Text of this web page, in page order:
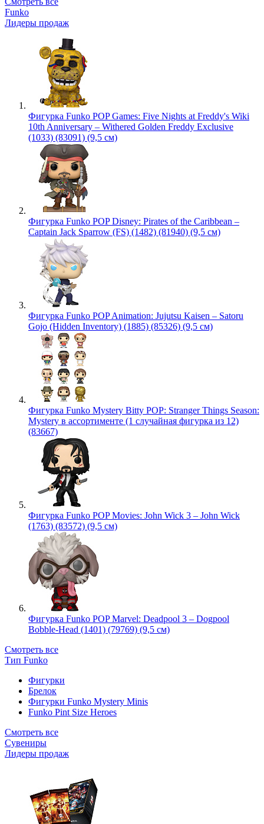
Funko
Лидеры продаж
Фигурка Funko POP Games: Five Nights at Freddy's Wiki
10th Anniversary – Withered Golden Freddy Exclusive
(1033) (83091) (9,5 см)
Фигурка Funko POP Disney: Pirates of the Caribbean –
Captain Jack Sparrow (FS) (1482) (81940) (9,5 см)
Фигурка Funko POP Animation: Jujutsu Kaisen – Satoru
Gojo (Hidden Inventory) (1885) (85326) (9,5 см)
Фигурка Funko Mystery Bitty POP: Stranger Things Season:
Mystery в ассортименте (1 случайная фигурка из 12)
(83667)
Фигурка Funko POP Movies: John Wick 3 – John Wick
(1763) (83572) (9,5 см)
Фигурка Funko POP Marvel: Deadpool 3 – Dogpool
Bobble-Head (1401) (79769) (9,5 см)
Смотреть все
Тип Funko
Фигурки
Брелок
Фигурки Funko Mystery Minis
Funko Pint Size Heroes
Смотреть все
Сувениры
Лидеры продаж